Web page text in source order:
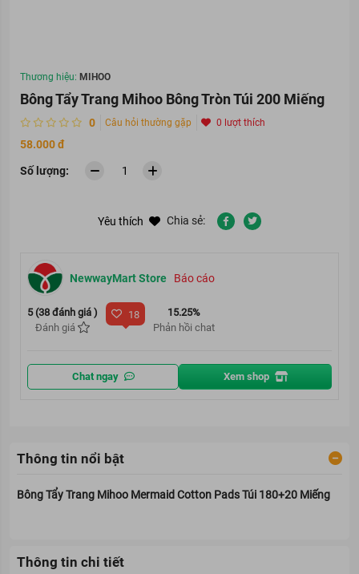
Thương hiệu: MIHOO
Bông Tẩy Trang Mihoo Bông Tròn Túi 200 Miếng
0 Câu hỏi thường gặp 0 lượt thích
58.000 đ
Số lượng:
NewwayMart Store Báo cáo
5 (38 đánh giá )
Đánh giá
18
15.25%
Phản hồi chat
Chat ngay Xem shop
Yêu thích Chia sẻ:
Thông tin nổi bật
Bông Tẩy Trang Mihoo Mermaid Cotton Pads Túi 180+20 Miếng
Thông tin chi tiết